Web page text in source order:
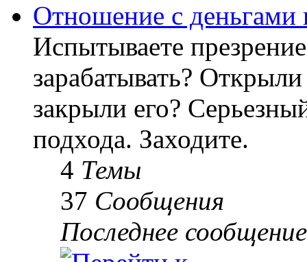
Отношение с деньгами
Испытываете
зарабатывать?
закрыли его?
подхода. Заходите.
4 Темы
37 Сообщения
Последнее сообщение